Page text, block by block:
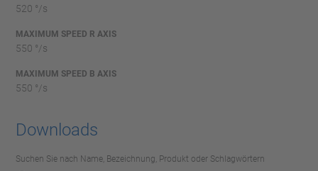
520 °/s
MAXIMUM SPEED R AXIS
550 °/s
MAXIMUM SPEED B AXIS
550 °/s
Downloads
Suchen Sie nach Name, Bezeichnung, Produkt oder Schlagwörtern